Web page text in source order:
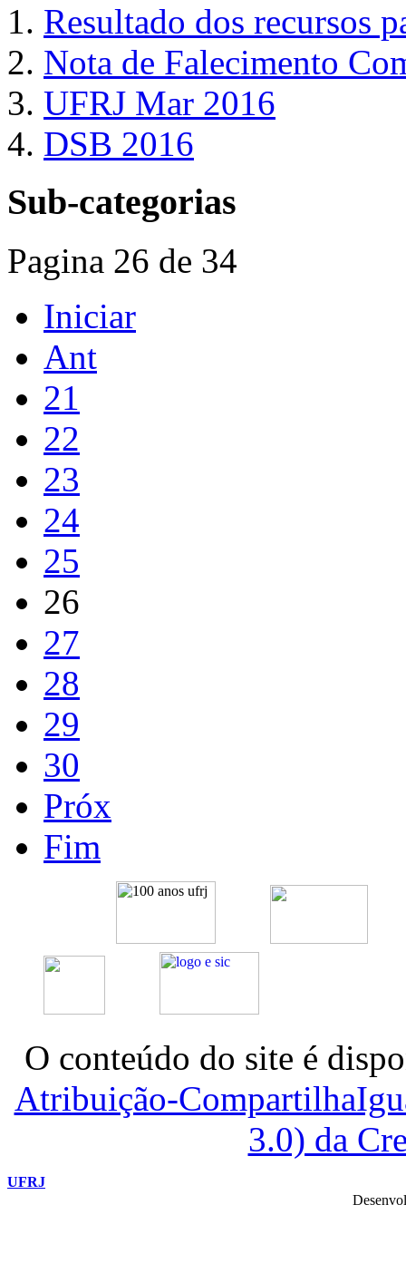
Resultado dos recursos
Nota de Falecimento
UFRJ Mar 2016
DSB 2016
Sub-categorias
Pagina 26 de 34
Iniciar
Ant
21
22
23
24
25
26
27
28
29
30
Próx
Fim
O conteúdo do site é
Atribuição-
3.0) da
UFRJ